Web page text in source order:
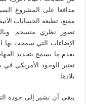
مدافعا على المشروع
مقنع، تطبعه الحسابات
تصور نظري منسجم.
الإضاءات التي سمحت بها
يقدم ما يسمح بتحديد
تعتبر الوجود الأمريكي في
بلادها.
يبقى أن نشير إلى جودة